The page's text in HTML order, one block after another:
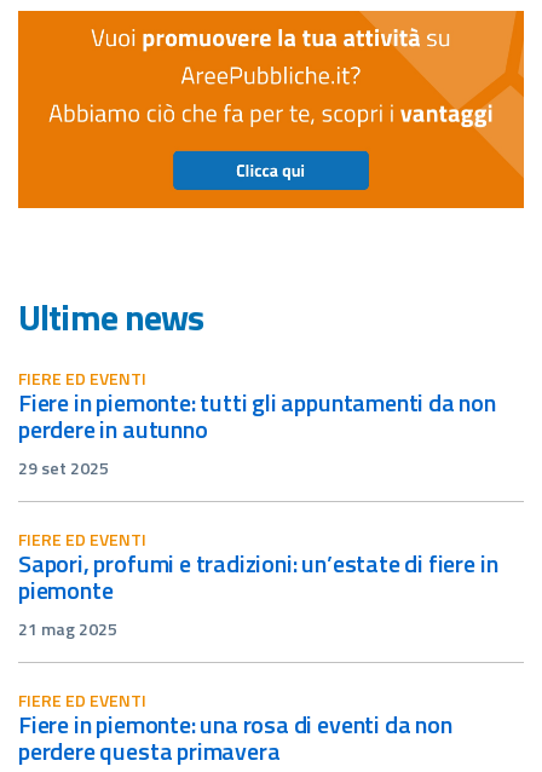
Ultime news
FIERE ED EVENTI
fiere in piemonte: tutti gli appuntamenti da non
perdere in autunno
29 set 2025
FIERE ED EVENTI
sapori, profumi e tradizioni: un’estate di fiere in
piemonte
21 mag 2025
FIERE ED EVENTI
fiere in piemonte: una rosa di eventi da non
perdere questa primavera